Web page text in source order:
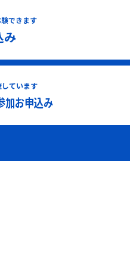
できます
み
ています
加お申込み